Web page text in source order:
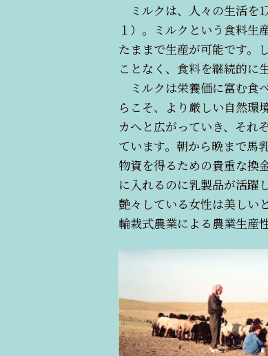
ミルクは、人々の生活を
１）。ミルクという食料生
たままで生産が可能です。
ことなく、食料を継続的に
ミルクは栄養価に富む食
らこそ、より厳しい自然環
カへと広がっていき、それ
ています。朝から晩まで馬
物資を得るための貴重な換
に入れるのに乳製品が活躍
艶々している女性は美しい
輪栽式農業による農業生産